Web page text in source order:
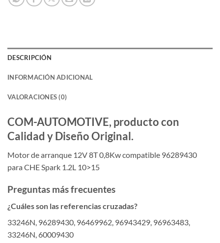
DESCRIPCIÓN
INFORMACIÓN ADICIONAL
VALORACIONES (0)
COM-AUTOMOTIVE, producto con
Calidad y Diseño Original.
Motor de arranque 12V 8T 0,8Kw compatible 96289430
para CHE Spark 1.2L 10>15
Preguntas más frecuentes
¿Cuáles son las referencias cruzadas?
33246N, 96289430, 96469962, 96943429, 96963483,
33246N, 60009430